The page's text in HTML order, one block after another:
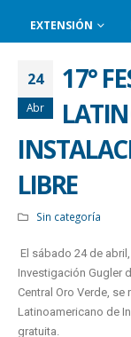
EXTENSIÓN
24
Abr
17°
LIBRE
Sin categoría
El sábado 24 de
Investigación Gugler
Central Oro Verde, se
Latinoamericano de
gratuita.